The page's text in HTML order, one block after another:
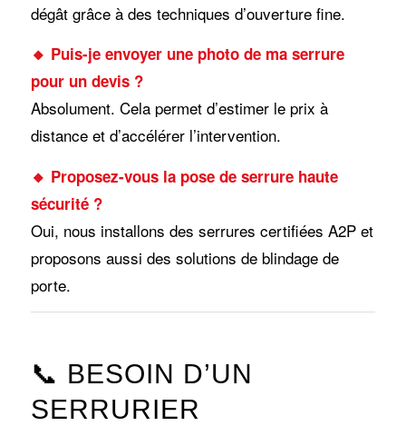
dégât grâce à des techniques d’ouverture fine.
🔸 Puis-je envoyer une photo de ma serrure
pour un devis ?
Absolument. Cela permet d’estimer le prix à
distance et d’accélérer l’intervention.
🔸 Proposez-vous la pose de serrure haute
sécurité ?
Oui, nous installons des serrures certifiées A2P et
proposons aussi des solutions de blindage de
porte.
📞 BESOIN D’UN
SERRURIER